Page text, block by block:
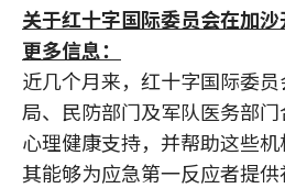
关于红十字国际委员会在加
更多信息：
近几个月来，红十字国际委
局、民防部门及军队医务部
心理健康支持，并帮助这些
其能够为应急第一反应者提